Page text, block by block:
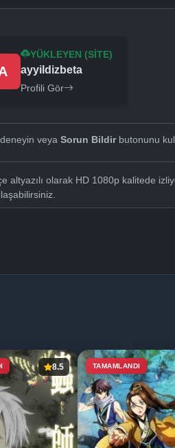
YÜKLEYEN (SITE)
ayyildizbeta
Profili Gör
veya Sorun Bildirbutonunu
altyazılı olarak HD 1080p kalitede
8.5 TAMAMLANDI